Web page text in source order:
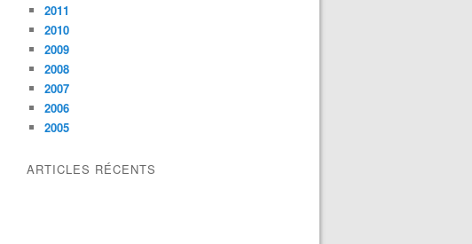
2011
2010
2009
2008
2007
2006
2005
ARTICLES RÉCENTS